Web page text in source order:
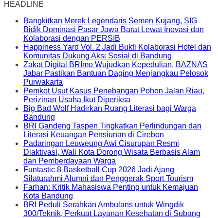
HEADLINE
Bangkitkan Merek Legendaris Semen Kujang, SIG
Bidik Dominasi Pasar Jawa Barat Lewat Inovasi dan
Kolaborasi dengan PERSIB
Happiness Yard Vol. 2 Jadi Bukti Kolaborasi Hotel dan
Komunitas Dukung Aksi Sosial di Bandung
Zakat Digital BRImo Wujudkan Kepedulian, BAZNAS
Jabar Pastikan Bantuan Daging Menjangkau Pelosok
Purwakarta
Pemkot Usut Kasus Penebangan Pohon Jalan Riau,
Perizinan Usaha Ikut Diperiksa
Big Bad Wolf Hadirkan Ruang Literasi bagi Warga
Bandung
BRI Gandeng Taspen Tingkatkan Perlindungan dan
Literasi Keuangan Pensiunan di Cirebon
Padaringan Leuweung Awi Cisurupan Resmi
Diaktivasi, Wali Kota Dorong Wisata Berbasis Alam
dan Pemberdayaan Warga
Funtastic 8 Basketball Cup 2026 Jadi Ajang
Silaturahmi Alumni dan Penggerak Sport Tourism
Farhan: Kritik Mahasiswa Penting untuk Kemajuan
Kota Bandung
BRI Peduli Serahkan Ambulans untuk Wingdik
300/Teknik, Perkuat Layanan Kesehatan di Subang